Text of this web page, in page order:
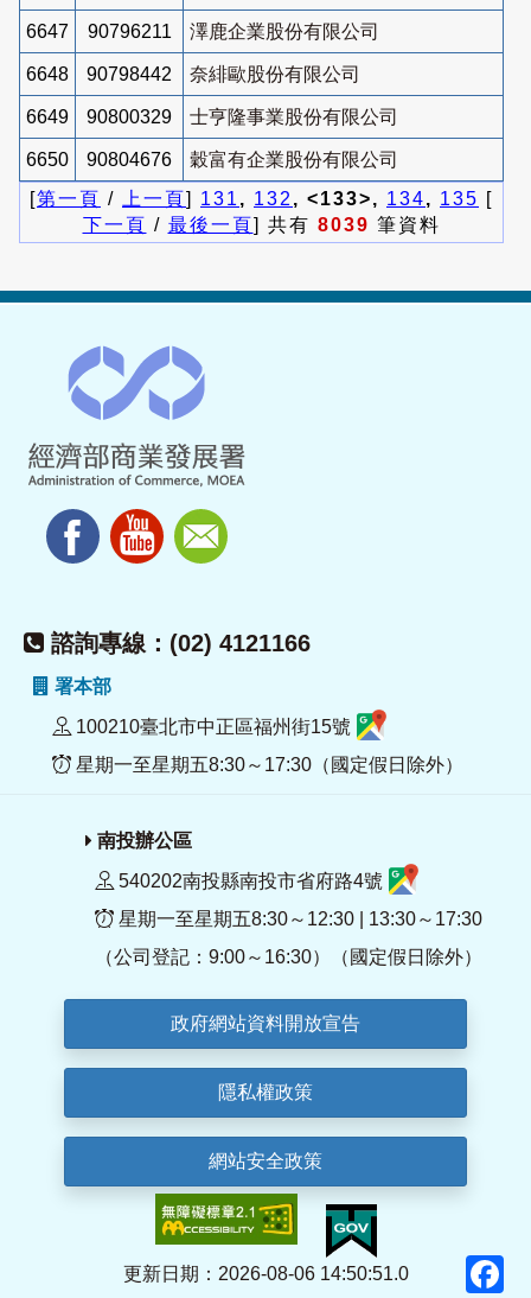
6647 90796211 澤鹿企業股份有限公司
6648 90798442 奈緋歐股份有限公司
6649 90800329 士亨隆事業股份有限公司
6650 90804676
穀富有企業股份有限公司
[第一頁 / 上一頁] 131 , 132 , <133>, 134, 135 [
下一頁 / 最後一頁] 共有 8039 筆資料
諮詢專線：(02) 4121166
署本部
100210臺北市中正區福州街15號
星期一至星期五8:30～17:30（國定假日除外）
南投辦公區
540202南投縣南投市省府路4號
星期一至星期五8:30～12:30 | 13:30～17:30
（公司登記：9:00～16:30）（國定假日除外）
政府網站資料開放宣告
隱私權政策
網站安全政策
更新日期：2026-08-06 14:50:51.0